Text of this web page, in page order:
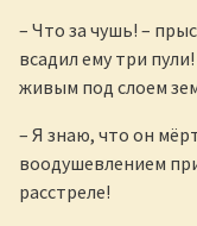
– Что за чушь! –
всадил ему три
живым под слоем
– Я знаю, что он
воодушевлением
расстреле!